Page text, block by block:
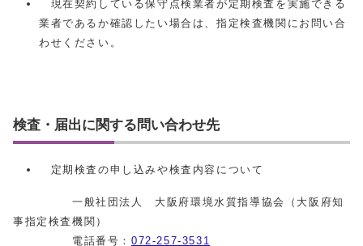
現在契約している保守点検業者が定期検査を実施できる
業者であるか確認したい場合は、指定検査機関にお問い合
わせください。
検査・届出に関する問い合わせ先
定期検査の申し込みや検査内容について
一般社団法人 大阪府環境水質指導協会（大阪府知
事指定検査機関）
電話番号： 072-257-3531